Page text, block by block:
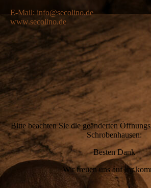
E-Mail: info@secolino.de
www.secolino.de
Bitte beachten Sie die geänderten
Schrobenhausen:
Besten Dank
Wir freuen uns auf Ihr